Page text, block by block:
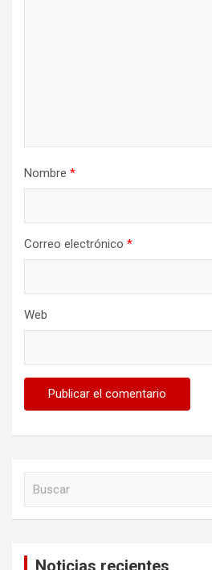
Nombre *
Correo electrónico *
Web
Noticias recientes